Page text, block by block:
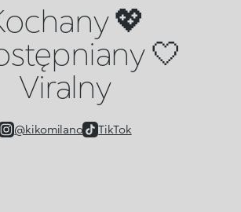
💖
🤍
Viralny
@kikomilano TikTok